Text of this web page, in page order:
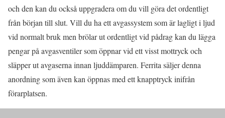
och den kan du också uppgradera om du vill göra det ordentligt
från början till slut. Vill du ha ett avgassystem som är lagligt i ljud
vid normalt bruk men brölar ut ordentligt vid pådrag kan du lägga
pengar på avgasventiler som öppnar vid ett visst mottryck och
släpper ut avgaserna innan ljuddämparen. Ferrita säljer denna
anordning som även kan öppnas med ett knapptryck inifrån
förarplatsen.